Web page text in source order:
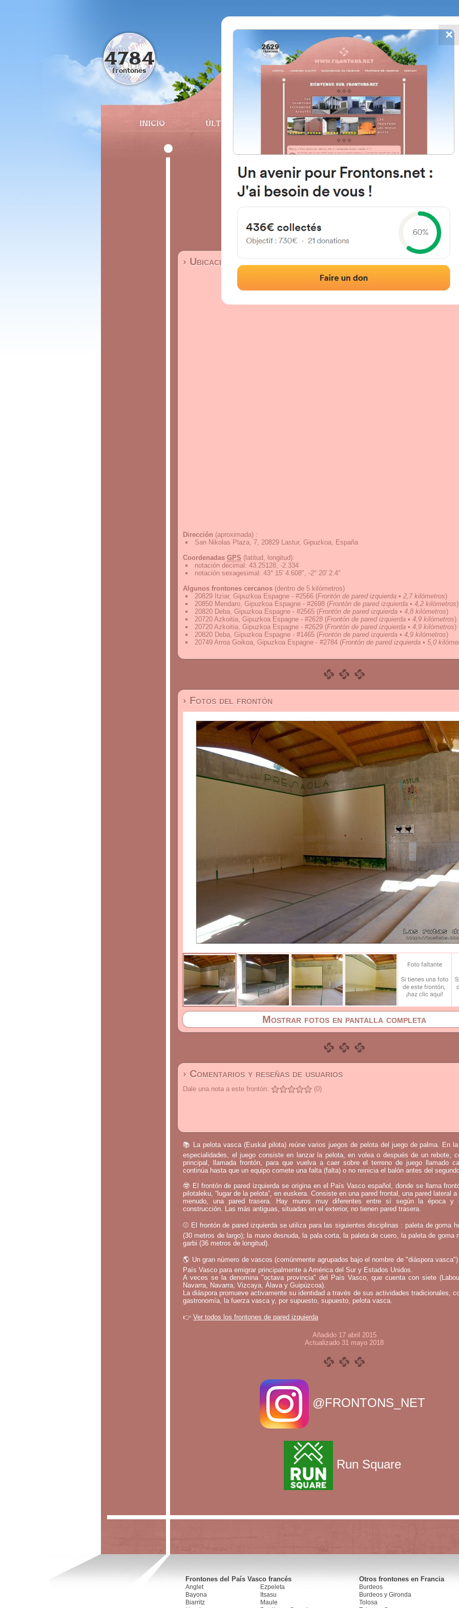
FRONTONS.NET
INICIO ÚLTIMOS BUSCAR UN FRONTÓN AÑADIR
4784
frontones
20829 Lastur, Gipuzkoa Espagne
San Nikolas Plaza 7 España
#1509
Localización|Fotos|Comentarios y reseñas
› Ubicación del frontón
Dirección (aproximada) :
San Nikolas Plaza, 7, 20829 Lastur, Gipuzkoa, España
Coordenadas GPS (latitud, longitud):
notación decimal : 43.25128, -2.334
notación sexagesimal : 43° 15' 4.608", -2° 20' 2.4"
Algunos frontones cercanos (dentro de 5 kilómetros)
20829 Itziar, Gipuzkoa Espagne - #2566 (Frontón de pared izquierda • 2,7 kilómetros)
20850 Mendaro, Gipuzkoa Espagne - #2698 (Frontón de pared izquierda • 4,2 kilómetros)
20820 Deba, Gipuzkoa Espagne - #2565 (Frontón de pared izquierda • 4,8 kilómetros)
20720 Azkoitia, Gipuzkoa Espagne - #2628 (Frontón de pared izquierda • 4,9 kilómetros)
20720 Azkoitia, Gipuzkoa Espagne - #2629 (Frontón de pared izquierda • 4,9 kilómetros)
20820 Deba, Gipuzkoa Espagne - #1465 (Frontón de pared izquierda • 4,9 kilómetros)
20749 Arroa Goikoa, Gipuzkoa Espagne - #2784 (Frontón de pared izquierda • 5,0
› Fotos del frontón
Mostrar fotos en pantalla completa
› Comentarios y reseñas de usuarios
Dale una nota a este frontón: (0)
📚 La pelota vasca (Euskal pilota) reúne varios juegos de pelota del juego de palma. En
especialidades, el juego consiste en lanzar la pelota, en volea o después de un rebote,
principal, llamada frontón, para que vuelva a caer sobre el terreno de juego llamado
continúa hasta que un equipo comete una falta (falta) o no reinicia el balón antes del
🤓 El frontón de pared izquierda se origina en el País Vasco español, donde se llama
pilotaleku, “lugar de la pelota”, en euskera. Consiste en una pared frontal, una pared lateral
menudo, una pared trasera. Hay muros muy diferentes entre sí según la época
construcción. Las más antiguas, situadas en el exterior, no tienen pared trasera.
⚾ El frontón de pared izquierda se utiliza para las siguientes disciplinas : paleta de goma
(30 metros de largo); la mano desnuda, la pala corta, la paleta de cuero, la paleta de goma
garbi (36 metros de longitud).
🌎 Un gran número de vascos (comúnmente agrupados bajo el nombre de "diáspora vasca")
País Vasco para emigrar principalmente a América del Sur y Estados Unidos.
A veces se la denomina "octava provincia" del País Vasco, que cuenta con siete
Navarra, Navarra, Vizcaya, Álava y Guipúzcoa).
La diáspora promueve activamente su identidad a través de sus actividades tradicionales,
gastronomía, la fuerza vasca y, por supuesto, supuesto, pelota vasca.
👉 Ver todos los frontones de pared izquierda
Añadido 17 abril 2015
Actualizado 31 mayo 2018
@FRONTONS_NET
Run Square
Frontones del País Vasco francés
Anglet
Bayona
Biarritz
Ezpeleta
Itsasu
Maule
Otros frontones en Francia
Burdeos
Burdeos y Gironda
Tolosa
✕